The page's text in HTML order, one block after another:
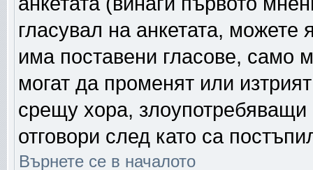
гласувал на анкетата, можете
има поставени гласове, само
могат да променят или
срещу хора,
отговори след като са
Върнете се в началото